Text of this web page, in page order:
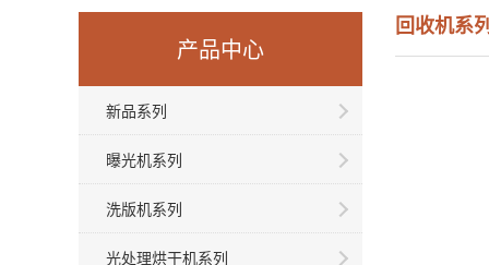
产品中心
新品系列
曝光机系列
洗版机系列
光处理烘干机系列
回收机系